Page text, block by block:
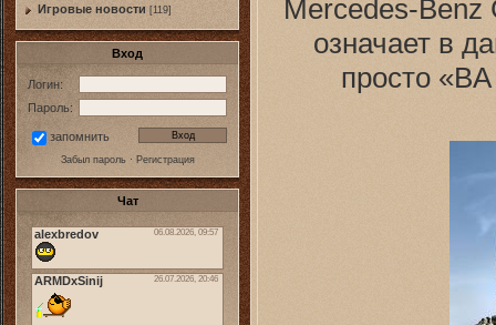
Игровые новости [119]
Вход
Логин:
Пароль:
запомнить
Забыл пароль· Регистрация
Чат
Mercedes-
означает в
просто